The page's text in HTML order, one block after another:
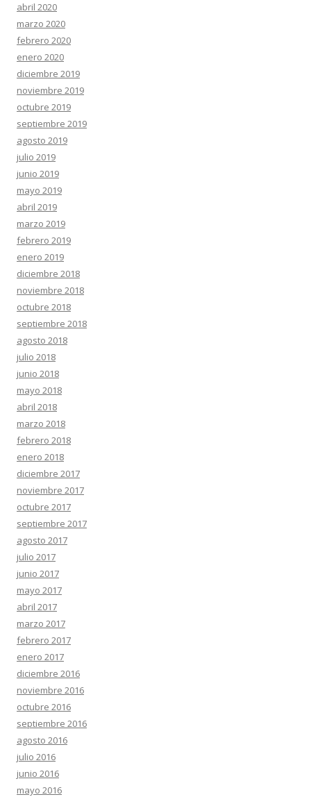
abril 2020
marzo 2020
febrero 2020
enero 2020
diciembre 2019
noviembre 2019
octubre 2019
septiembre 2019
agosto 2019
julio 2019
junio 2019
mayo 2019
abril 2019
marzo 2019
febrero 2019
enero 2019
diciembre 2018
noviembre 2018
octubre 2018
septiembre 2018
agosto 2018
julio 2018
junio 2018
mayo 2018
abril 2018
marzo 2018
febrero 2018
enero 2018
diciembre 2017
noviembre 2017
octubre 2017
septiembre 2017
agosto 2017
julio 2017
junio 2017
mayo 2017
abril 2017
marzo 2017
febrero 2017
enero 2017
diciembre 2016
noviembre 2016
octubre 2016
septiembre 2016
agosto 2016
julio 2016
junio 2016
mayo 2016